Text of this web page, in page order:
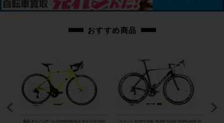
おすすめ商品
美品 キャノンデール CANNONDALE キャド13 CAA
スコット SCOTT FOIL TEAM ISSUE DURA-ACE Di